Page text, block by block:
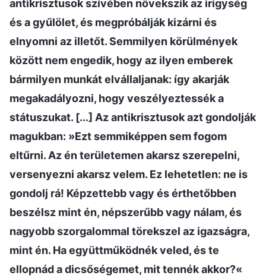
antikrisztusok szívében növekszik az irigység
és a gyűlölet, és megpróbálják kizárni és
elnyomni az illetőt. Semmilyen körülmények
között nem engedik, hogy az ilyen emberek
bármilyen munkát elvállaljanak: így akarják
megakadályozni, hogy veszélyeztessék a
státuszukat. [...] Az antikrisztusok azt gondolják
magukban: »Ezt semmiképpen sem fogom
eltűrni. Az én területemen akarsz szerepelni,
versenyezni akarsz velem. Ez lehetetlen: ne is
gondolj rá! Képzettebb vagy és érthetőbben
beszélsz mint én, népszerűbb vagy nálam, és
nagyobb szorgalommal törekszel az igazságra,
mint én. Ha együttműködnék veled, és te
ellopnád a dicsőségemet, mit tennék akkor?«